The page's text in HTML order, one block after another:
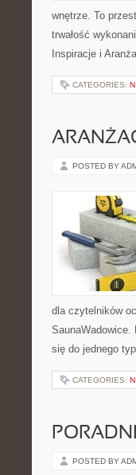
wnętrze. To
trwałość
Inspiracje i
CATEGORIES:
POSTED BY
dla czytelników
SaunaWadowice.
się do jednego
CATEGORIES:
POSTED BY